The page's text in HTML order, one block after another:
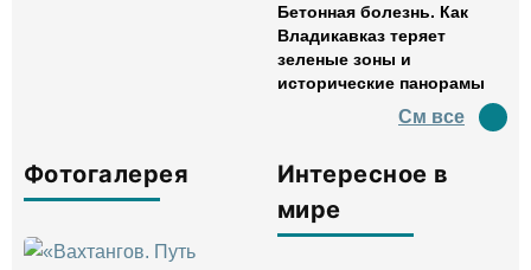
Бетонная болезнь. Как
Владикавказ теряет
зеленые зоны и
исторические панорамы
См все
Фотогалерея
Интересное в
мире